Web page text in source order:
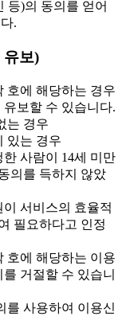
등)의 동의를 얻어
.
유보)
에 해당하는 경우
보할 수 있습니다.
는 경우
있는 경우
사람이 14세 미만
의를 득하지 않았
서비스의 효율적
필요하다고 인정
에 해당하는 이용
거절할 수 있습니
를 사용하여 이용신